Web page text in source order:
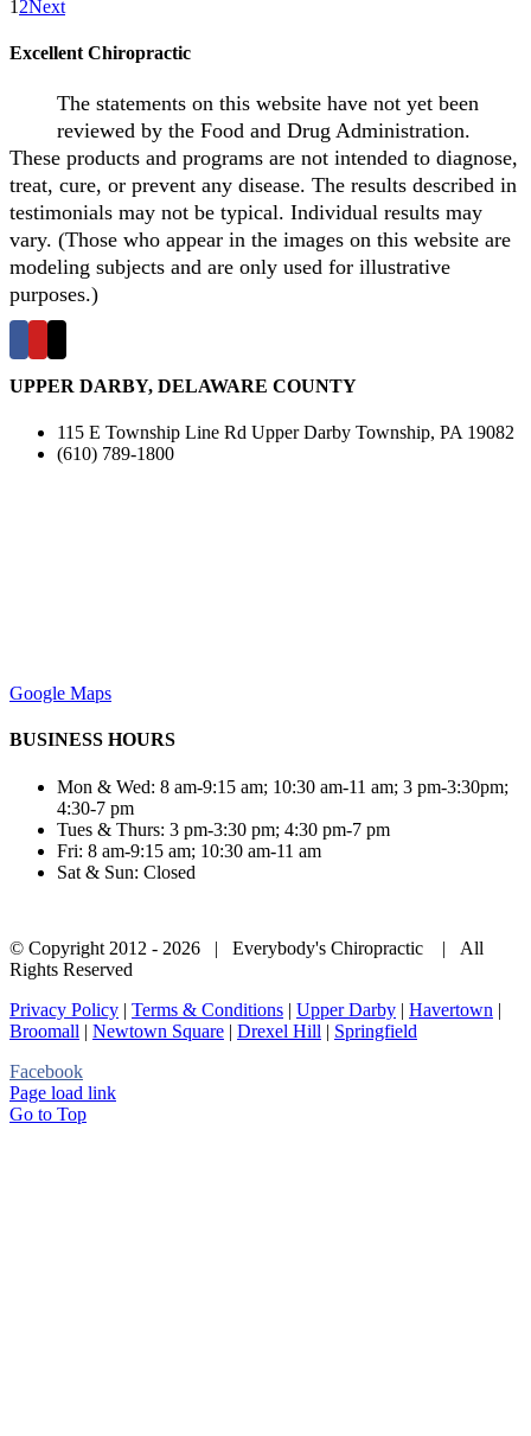
1 2Next
Excellent Chiropractic
The statements on this website have not yet been
reviewed by the Food and Drug Administration.
These products and programs are not intended to diagnose,
treat, cure, or prevent any disease. The results described in
testimonials may not be typical. Individual results may
vary. (Those who appear in the images on this website are
modeling subjects and are only used for illustrative
purposes.)
UPPER DARBY, DELAWARE COUNTY
115 E Township Line Rd Upper Darby Township, PA 19082
(610) 789-1800
Google Maps
BUSINESS HOURS
Mon & Wed: 8 am-9:15 am; 10:30 am-11 am; 3 pm-3:30pm;
4:30-7 pm
Tues & Thurs: 3 pm-3:30 pm; 4:30 pm-7 pm
Fri: 8 am-9:15 am; 10:30 am-11 am
Sat & Sun: Closed
© Copyright 2012 - 2026 | Everybody's Chiropractic | All
Rights Reserved
Privacy Policy | Terms & Conditions | Upper Darby | Havertown |
Broomall | Newtown Square | Drexel Hill | Springfield
Facebook
Page load link
Go to Top